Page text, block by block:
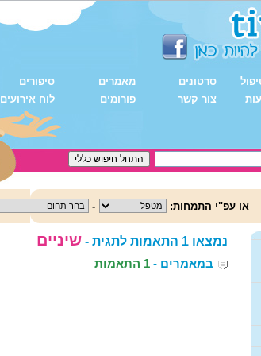
סרטונים מאמרים
סיפורים
צור קשר פורומים
לוח אירועים
או עפ"י התמחות: -
נמצאו 1 התאמות לתגית - שיניים
במאמרים - 1 התאמות